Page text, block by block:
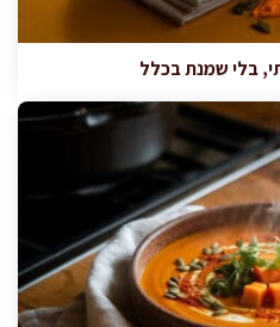
בלי שמנת בכלל